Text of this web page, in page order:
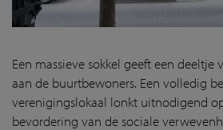
Een massieve sokkel geeft een deeltje
aan de buurtbewoners. Een volledig
verenigingslokaal lonkt uitnodigend
bevordering van de sociale